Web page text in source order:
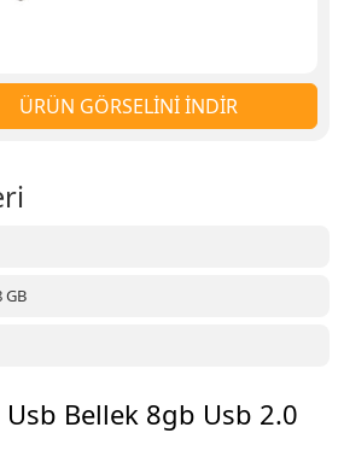
ÜRÜN GÖRSELİNİ İNDİR
GB
Bellek 8gb Usb 2.0